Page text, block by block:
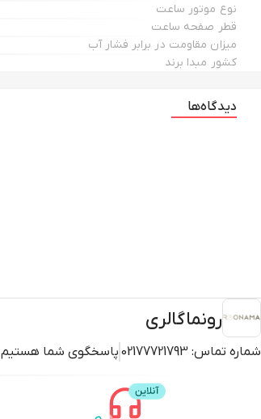
نوع موتور ساعت
قطر صفحه ساعت
میزان مقاومت در برابر فشار آب
کشور مبدا برند
دیدگاه‌ها
رونماگالری
شماره تماس: 02177721793 پاسخگوی شما هستیم